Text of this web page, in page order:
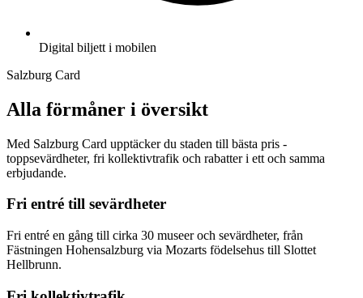
Digital biljett i mobilen
Salzburg Card
Alla förmåner i översikt
Med Salzburg Card upptäcker du staden till bästa pris -
toppsevärdheter, fri kollektivtrafik och rabatter i ett och samma
erbjudande.
Fri entré till sevärdheter
Fri entré en gång till cirka 30 museer och sevärdheter, från
Fästningen Hohensalzburg via Mozarts födelsehus till Slottet
Hellbrunn.